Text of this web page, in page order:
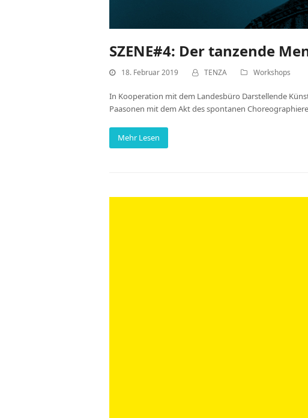
SZENE#4: Der tanzende
18. Februar 2019 TENZA Workshops
In Kooperation mit dem Landesbüro Darstellende
Paasonen mit dem Akt des spontanen
Mehr Lesen